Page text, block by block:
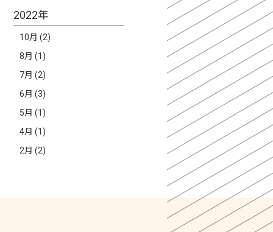
2022年
10月 (2)
8月 (1)
7月 (2)
6月 (3)
5月 (1)
4月 (1)
2月 (2)